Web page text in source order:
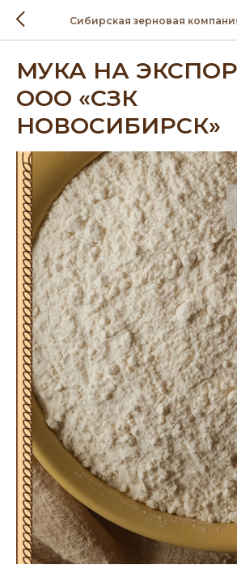
Сибирская зерновая
МУКА НА
ООО «СЗК
НОВОСИБИРСК»